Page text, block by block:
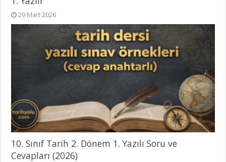
29 Mart 2026
10. Sınıf Tarih 2. Dönem 1. Yazılı Soru ve
Cevapları (2026)